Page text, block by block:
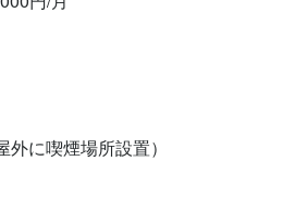
に喫煙場所設置）